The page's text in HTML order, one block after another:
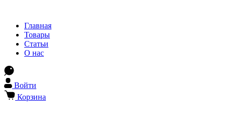
Главная
Товары
Статьи
О нас
Войти
Корзина